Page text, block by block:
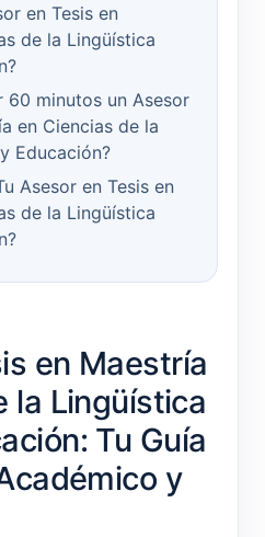
en Tesis en
de la Lingüística
60 minutos un Asesor
en Ciencias de la
Educación?
Asesor en Tesis en
de la Lingüística
en Maestría
la Lingüística
Tu Guía
y